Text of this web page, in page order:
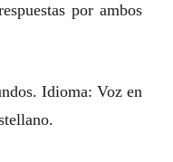
por ambos
Idioma: Voz en